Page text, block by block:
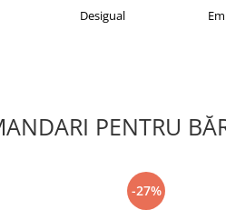
Desigual
PENTRU
-27%